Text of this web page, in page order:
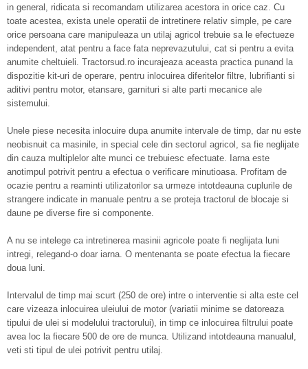
in general, ridicata si recomandam utilizarea acestora in orice caz. Cu
toate acestea, exista unele operatii de intretinere relativ simple, pe care
orice persoana care manipuleaza un utilaj agricol trebuie sa le efectueze
independent, atat pentru a face fata neprevazutului, cat si pentru a evita
anumite cheltuieli. Tractorsud.ro incurajeaza aceasta practica punand la
dispozitie kit-uri de operare, pentru inlocuirea diferitelor filtre, lubrifianti si
aditivi pentru motor, etansare, garnituri si alte parti mecanice ale
sistemului.
Unele piese necesita inlocuire dupa anumite intervale de timp, dar nu este
neobisnuit ca masinile, in special cele din sectorul agricol, sa fie neglijate
din cauza multiplelor alte munci ce trebuiesc efectuate. Iarna este
anotimpul potrivit pentru a efectua o verificare minutioasa. Profitam de
ocazie pentru a reaminti utilizatorilor sa urmeze intotdeauna cuplurile de
strangere indicate in manuale pentru a se proteja tractorul de blocaje si
daune pe diverse fire si componente.
A nu se intelege ca intretinerea masinii agricole poate fi neglijata luni
intregi, relegand-o doar iarna. O mentenanta se poate efectua la fiecare
doua luni.
Intervalul de timp mai scurt (250 de ore) intre o interventie si alta este cel
care vizeaza inlocuirea uleiului de motor (variatii minime se datoreaza
tipului de ulei si modelului tractorului), in timp ce inlocuirea filtrului poate
avea loc la fiecare 500 de ore de munca. Utilizand intotdeauna manualul,
veti sti tipul de ulei potrivit pentru utilaj.